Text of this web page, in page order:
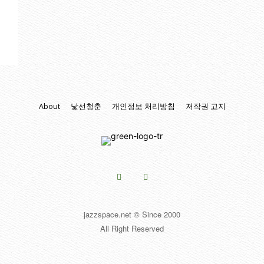
About 낯선청춘 개인정보 처리방침 저작권 고지
jazzspace.net © Since 2000
All Right Reserved